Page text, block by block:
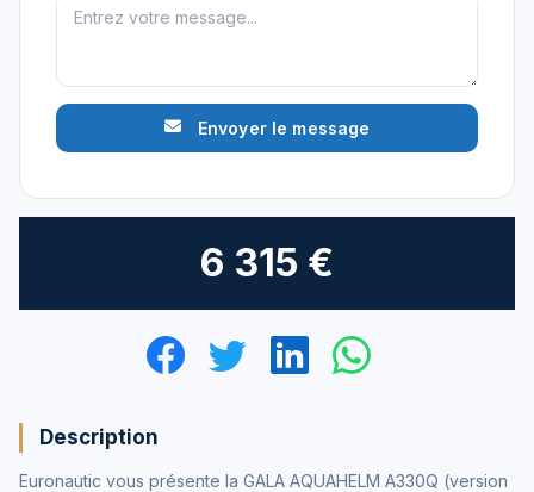
Envoyer le message
6 315 €
Description
Euronautic vous présente la GALA AQUAHELM A330Q (version